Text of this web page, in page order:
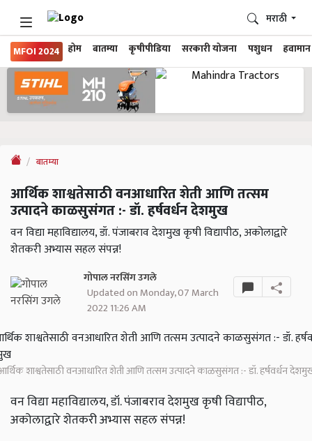
MFOI 2024 होम बातम्या कृषीपीडिया सरकारी योजना पशुधन हवामान
मराठी
बातम्या
आर्थिक शाश्वतेसाठी वनआधारित शेती आणि तत्सम
उत्पादने काळसुसंगत :- डॉ. हर्षवर्धन देशमुख
वन विद्या महाविद्यालय, डॉ. पंजाबराव देशमुख कृषी विद्यापीठ, अकोलाद्वारे
शेतकरी अभ्यास सहल संपन्न!
गोपाल नरसिंग उगले
Updated on Monday, 07 March
2022 11:26 AM
शाश्वतेसाठी वनआधारित शेती आणि तत्सम उत्पादने काळसुसंगत :- डॉ. हर्षवर्धन
वन विद्या महाविद्यालय, डॉ. पंजाबराव देशमुख कृषी विद्यापीठ,
अकोलाद्वारे शेतकरी अभ्यास सहल संपन्न!